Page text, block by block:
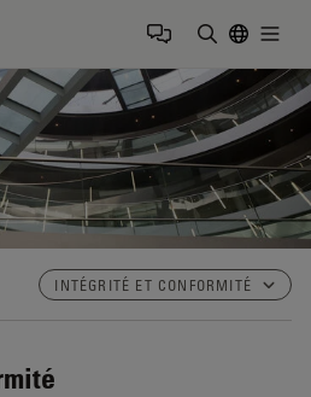
INTÉGRITÉ ET CONFORMITÉ